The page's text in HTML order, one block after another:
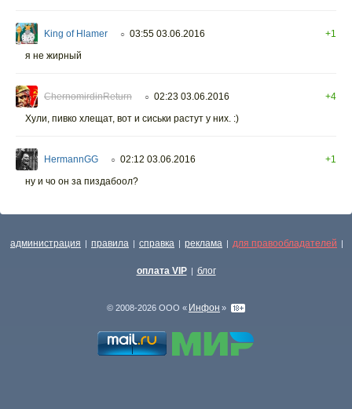
King of Hlamer ○ 03:55 03.06.2016
+1
я не жирный
ChernomirdinReturn ○ 02:23 03.06.2016
+4
Хули, пивко хлещат, вот и сиськи растут у них. :)
HermannGG ○ 02:12 03.06.2016
+1
ну и чо он за пиздабоол?
администрация | правила | справка | реклама | для правообладателей |
оплата VIP | блог
© 2008-2026 ООО « Инфон »